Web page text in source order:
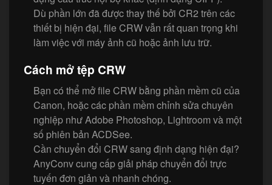
Dù phần lớn đã được thay thế bởi CR2 trên các
thiết bị hiện đại, file CRW vẫn rất quan trọng khi
làm việc với máy ảnh cũ hoặc ảnh lưu trữ.
Cách mở tệp CRW
Bạn có thể mở file CRW bằng phần mềm cũ của
Canon, hoặc các phần mềm chỉnh sửa chuyên
nghiệp như Adobe Photoshop, Lightroom và một
số phiên bản ACDSee.
Cần chuyển đổi CRW sang định dạng hiện đại?
AnyConv cung cấp giải pháp chuyển đổi trực
tuyến đơn giản và nhanh chóng.